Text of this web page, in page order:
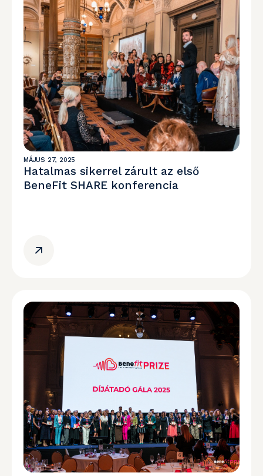
MÁJUS 27, 2025
Hatalmas sikerrel zárult az első
BeneFit SHARE konferencia